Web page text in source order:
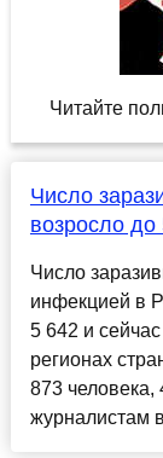
Читайте
Число
возросло до
Число
инфекцией в
5 642 и
регионах
873
журналистам